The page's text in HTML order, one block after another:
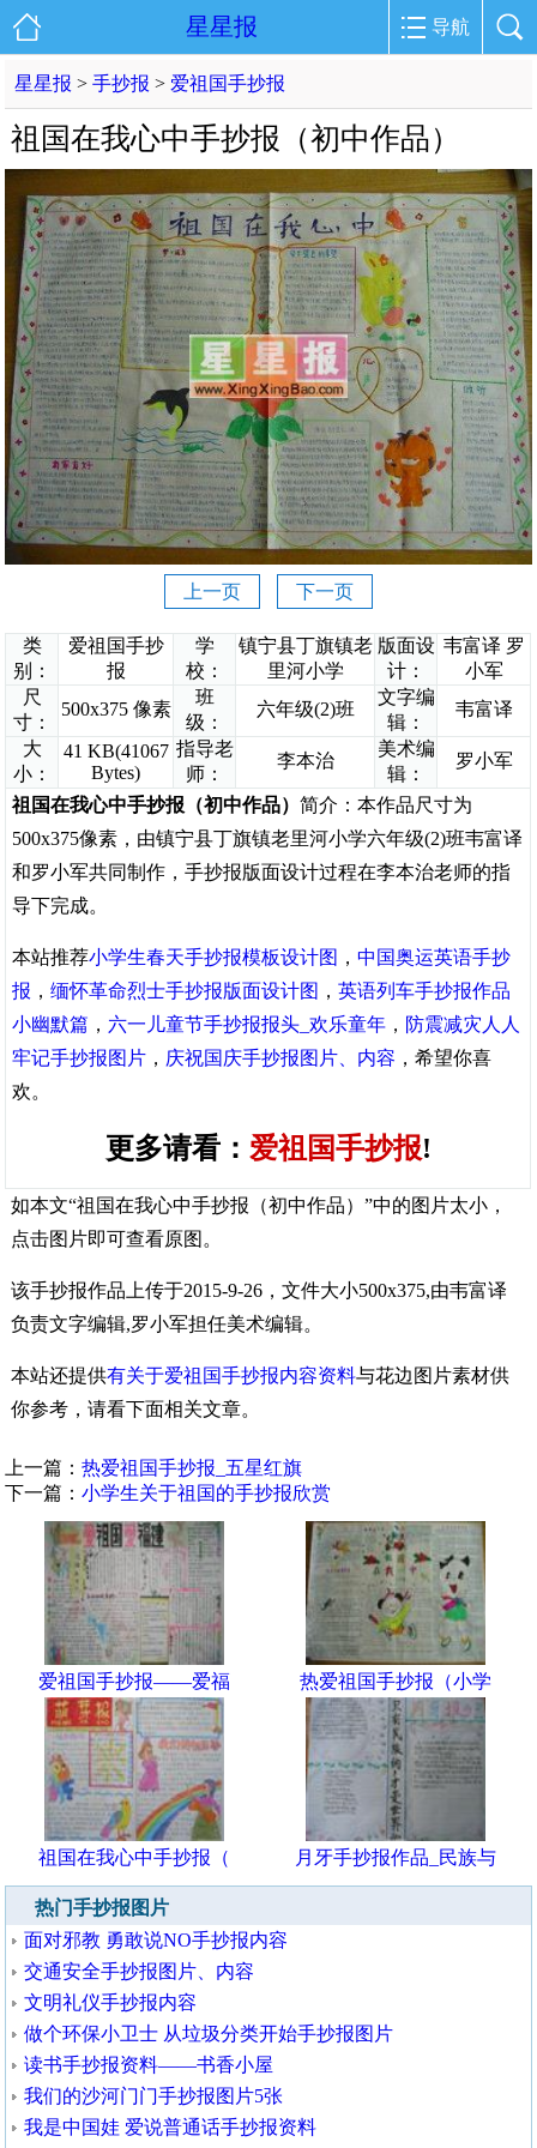
星星报 导航
星星报 >手抄报 >爱祖国手抄报
祖国在我心中手抄报（初中作品）
上一页 下一页
类
别：
爱祖国手抄
报
学
校：
镇宁县丁旗镇老
里河小学
版面设
计：
韦富译 罗
小军
尺
寸：
500x375 像素
班
级：
六年级(2)班
文字编
辑：
韦富译
大
小：
41 KB(41067
Bytes)
指导老
师：
李本治
美术编
辑：
罗小军
祖国在我心中手抄报（初中作品）简介：本作品尺寸为
500x375像素，由镇宁县丁旗镇老里河小学六年级(2)班韦富译
和罗小军共同制作，手抄报版面设计过程在李本治老师的指
导下完成。
本站推荐小学生春天手抄报模板设计图 ，中国奥运英语手抄
报 ，缅怀革命烈士手抄报版面设计图 ，英语列车手抄报作品
小幽默篇 ， 六一儿童节手抄报报头_欢乐童年 ， 防震减灾人人
牢记手抄报图片 ， 庆祝国庆手抄报图片、内容 ，希望你喜
欢。
更多请看： 爱祖国手抄报!
如本文“祖国在我心中手抄报（初中作品）”中的图片太小，
点击图片即可查看原图。
该手抄报作品上传于2015-9-26，文件大小500x375,由韦富译
负责文字编辑,罗小军担任美术编辑。
本站还提供有关于爱祖国手抄报内容资料与花边图片素材供
你参考，请看下面相关文章。
上一篇：热爱祖国手抄报_五星红旗
下一篇：小学生关于祖国的手抄报欣赏
爱祖国手抄报——爱福 热爱祖国手抄报（小学
祖国在我心中手抄报（ 月牙手抄报作品_民族与
热门手抄报图片
面对邪教 勇敢说NO手抄报内容
交通安全手抄报图片、内容
文明礼仪手抄报内容
做个环保小卫士 从垃圾分类开始手抄报图片
读书手抄报资料——书香小屋
我们的沙河门门手抄报图片5张
我是中国娃 爱说普通话手抄报资料